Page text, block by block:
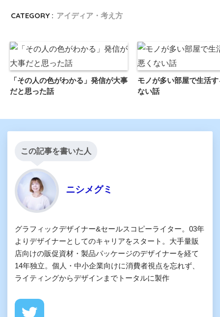
CATEGORY : アイディア・考え方
「その人の色がわかる」発信が大事
だと思った話
モノが多い部屋で生活
ない話
この記事を書いた人
ニシメグミ
グラフィックデザイナー&セールスコピーライター。03年
よりデザイナーとしてのキャリアをスタート。大手量販
店向けの販促資材・製品パッケージのデザイナーを経て
14年独立。個人・中小企業向けに消費者視点を忘れず、
ライティングからデザインまでトータルに製作